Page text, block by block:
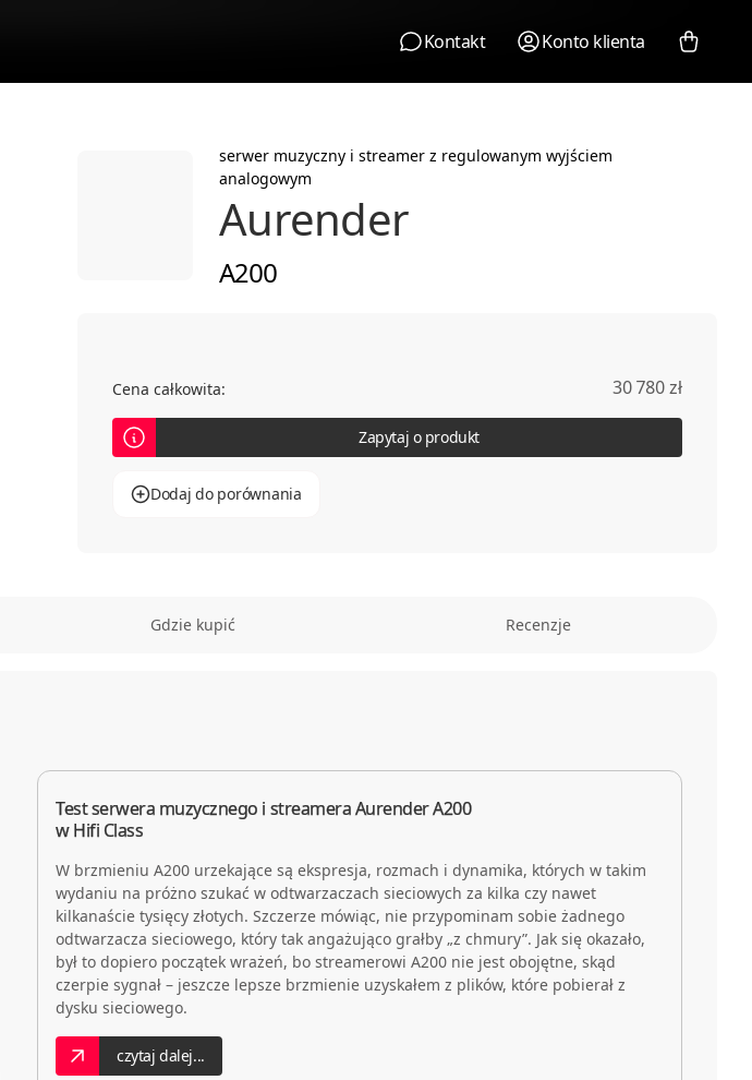
Kontakt Konto klienta
serwer muzyczny i streamer z regulowanym wyjściem
analogowym
Aurender
A200
Cena całkowita: 30 780 zł
Zapytaj o produkt
Dodaj do porównania
Gdzie kupić Recenzje
Test serwera muzycznego i streamera Aurender A200
w Hifi Class
W brzmieniu A200 urzekające są ekspresja, rozmach i dynamika, których w takim
wydaniu na próżno szukać w odtwarzaczach sieciowych za kilka czy nawet
kilkanaście tysięcy złotych. Szczerze mówiąc, nie przypominam sobie żadnego
odtwarzacza sieciowego, który tak angażująco grałby „z chmury”. Jak się okazało,
był to dopiero początek wrażeń, bo streamerowi A200 nie jest obojętne, skąd
czerpie sygnał – jeszcze lepsze brzmienie uzyskałem z plików, które pobierał z
dysku sieciowego.
czytaj dalej...